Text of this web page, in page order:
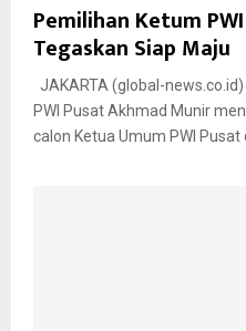
Pemilihan Ketum
Tegaskan Siap Maju
JAKARTA (global-
PWI Pusat Akhmad Munir
calon Ketua Umum PWI Pusat